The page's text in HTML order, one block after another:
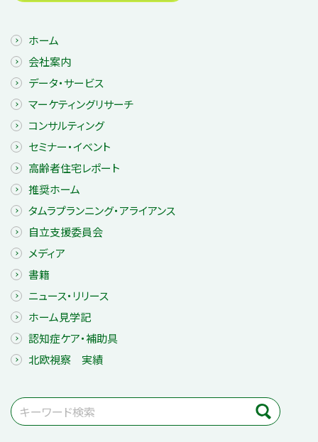
ホーム
会社案内
データ・サービス
マーケティングリサーチ
コンサルティング
セミナー・イベント
高齢者住宅レポート
推奨ホーム
タムラプランニング・アライアンス
自立支援委員会
メディア
書籍
ニュース・リリース
ホーム見学記
認知症ケア・補助具
北欧視察 実績